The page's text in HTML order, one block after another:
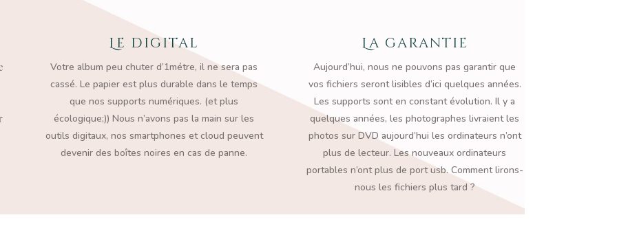
Le digital
Votre album peu chuter d’1métre, il ne sera pas
cassé. Le papier est plus durable dans le temps
que nos supports numériques. (et plus
écologique;)) Nous n’avons pas lamain sur les
outils digitaux, nos smartphones et cloud peuvent
devenir des boîtes noires en cas de panne.
La garantie
Aujourd’hui, nous ne pouvons pasgarantir que
vos fichiers seront lisibles d’ici quelques années.
Lessupports sont en constant évolution. Il y a
quelques années, lesphotographes livraient les
photos sur DVD aujourd’hui les ordinateurs n’ont
plus de lecteur. Les nouveaux ordinateurs
portables n’ont plus de port usb. Comment lirons-
nous les fichiers plus tard ?